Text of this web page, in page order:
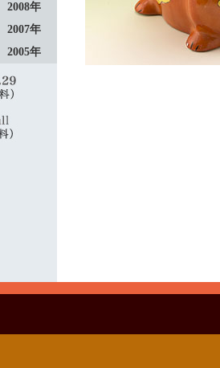
2008年
2007年
2005年